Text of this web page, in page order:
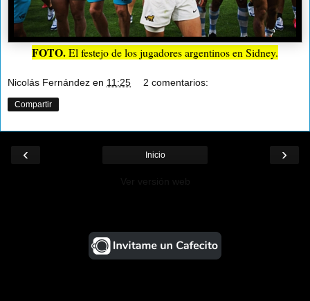
FOTO.El festejo de los jugadores argentinos en Sidney.
Nicolás Fernández en 11:25 2 comentarios:
Compartir
‹ ›
Inicio